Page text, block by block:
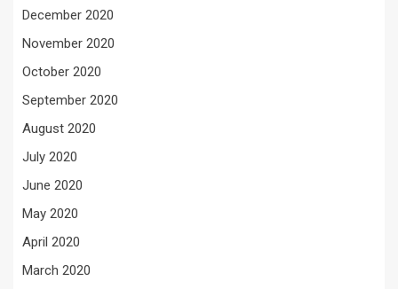
December 2020
November 2020
October 2020
September 2020
August 2020
July 2020
June 2020
May 2020
April 2020
March 2020